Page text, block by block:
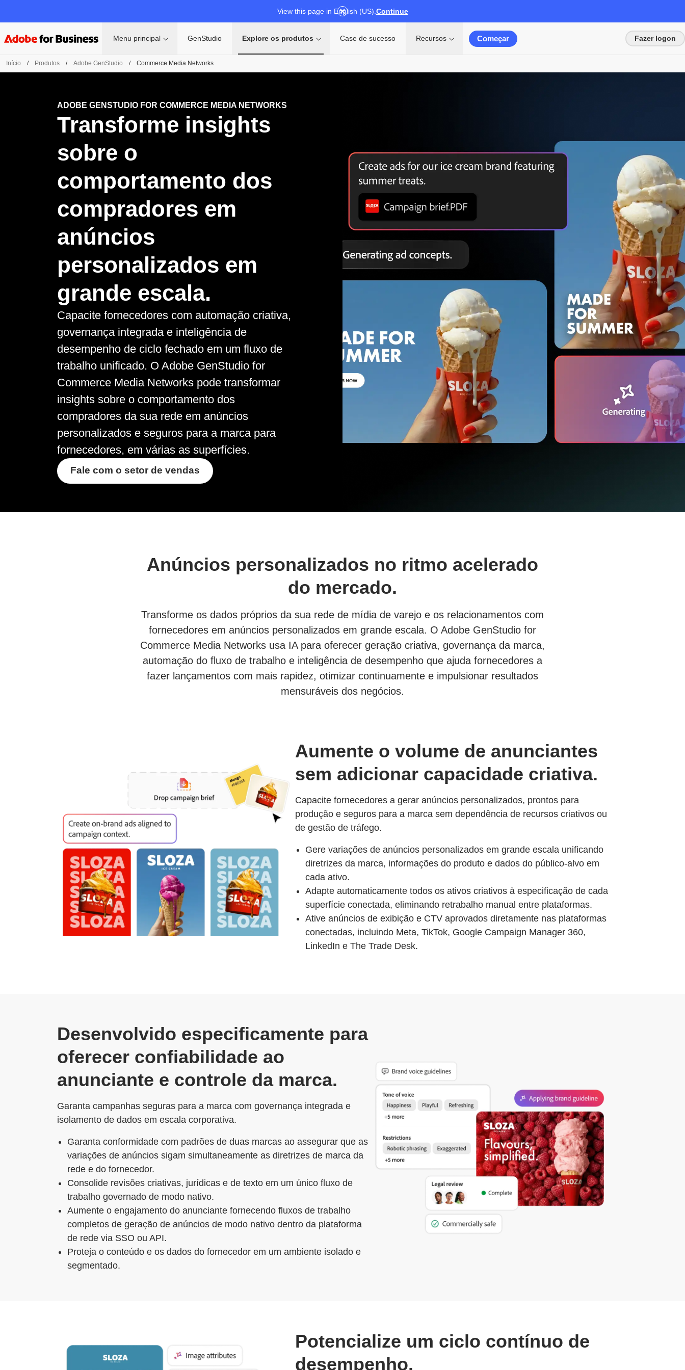
View this page in English (US). Continue
Menu principal GenStudio Explore os produtos Case de sucesso Recursos Começar Fazer logon
Início / Produtos / Adobe GenStudio / Commerce Media Networks
ADOBE GENSTUDIO FOR COMMERCE MEDIA NETWORKS
Transforme insights
sobre o
comportamento dos
compradores em
anúncios
personalizados em
grande escala.
Capacite fornecedores com automação criativa,
governança integrada e inteligência de
desempenho de ciclo fechado em um fluxo de
trabalho unificado. O Adobe GenStudio for
Commerce Media Networks pode transformar
insights sobre o comportamento dos
compradores da sua rede em anúncios
personalizados e seguros para a marca para
fornecedores, em várias as superfícies.
Fale com o setor de vendas
Anúncios personalizados no ritmo acelerado
do mercado.
Transforme os dados próprios da sua rede de mídia de varejo e os relacionamentos com
fornecedores em anúncios personalizados em grande escala. O Adobe GenStudio for
Commerce Media Networks usa IA para oferecer geração criativa, governança da marca,
automação do fluxo de trabalho e inteligência de desempenho que ajuda fornecedores a
fazer lançamentos com mais rapidez, otimizar continuamente e impulsionar resultados
mensuráveis dos negócios.
Aumente o volume de anunciantes
sem adicionar capacidade criativa.
Capacite fornecedores a gerar anúncios personalizados, prontos para
produção e seguros para a marca sem dependência de recursos criativos ou
de gestão de tráfego.
Gere variações de anúncios personalizados em grande escala unificando
diretrizes da marca, informações do produto e dados do público-alvo em
cada ativo.
Adapte automaticamente todos os ativos criativos à especificação de cada
superfície conectada, eliminando retrabalho manual entre plataformas.
Ative anúncios de exibição e CTV aprovados diretamente nas plataformas
conectadas, incluindo Meta, TikTok, Google Campaign Manager 360,
LinkedIn e The Trade Desk.
Desenvolvido especificamente para
oferecer confiabilidade ao
anunciante e controle da marca.
Garanta campanhas seguras para a marca com governança integrada e
isolamento de dados em escala corporativa.
Garanta conformidade com padrões de duas marcas ao assegurar que as
variações de anúncios sigam simultaneamente as diretrizes de marca da
rede e do fornecedor.
Consolide revisões criativas, jurídicas e de texto em um único fluxo de
trabalho governado de modo nativo.
Aumente o engajamento do anunciante fornecendo fluxos de trabalho
completos de geração de anúncios de modo nativo dentro da plataforma
de rede via SSO ou API.
Proteja o conteúdo e os dados do fornecedor em um ambiente isolado e
segmentado.
Potencialize um ciclo contínuo de
desempenho.